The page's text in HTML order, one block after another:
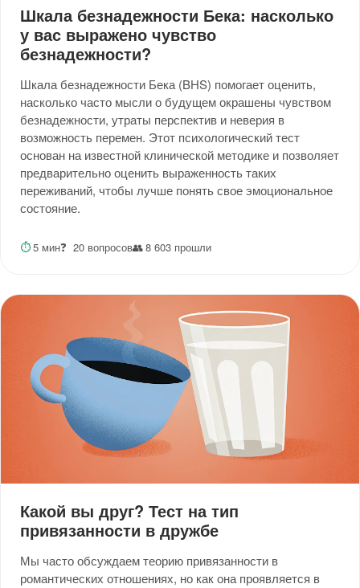
Шкала безнадежности Бека: насколько
у вас выражено чувство
безнадежности?
Шкала безнадежности Бека (BHS) помогает оценить,
насколько часто мысли о будущем окрашены чувством
безнадежности, утраты перспектив и неверия в
возможность перемен. Этот психологический тест
основан на известной клинической методике и позволяет
предварительно оценить выраженность таких
переживаний, чтобы лучше понять свое эмоциональное
состояние.
⏱5 мин❓ 20 вопросов👥8 603 прошли
Какой вы друг? Тест на тип
привязанности в дружбе
Мы часто обсуждаем теорию привязанности в
романтических отношениях, но как она проявляется в